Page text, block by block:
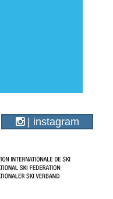
| instagram